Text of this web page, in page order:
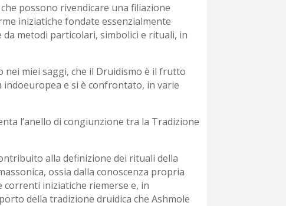
possono rivendicare una filiazione
iniziatiche fondate essenzialmente
metodi particolari, simbolici e rituali, in
miei saggi, che il Druidismo è il frutto
indoeuropea e si è confrontato, in varie
l’anello di congiunzione tra la Tradizione
alla definizione dei rituali della
ossia dalla conoscenza propria
correnti iniziatiche riemerse e, in
della tradizione druidica che Ashmole